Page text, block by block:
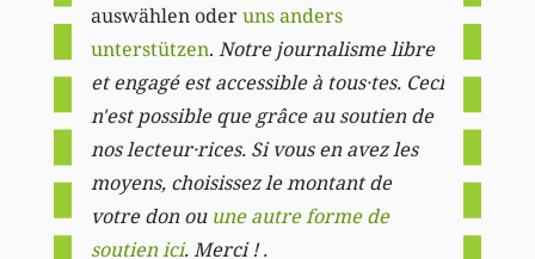
auswählen oderuns anders
unterstützen. Notre journalisme libre
et engagé est accessible à tous·tes. Ceci
n'est possible que grâce au soutien de
nos lecteur·rices. Si vous en avez les
moyens, choisissez le montant de
votre don ou une autre forme de
soutien ici. Merci ! .